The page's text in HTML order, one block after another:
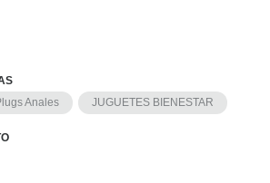
Anales JUGUETES BIENESTAR